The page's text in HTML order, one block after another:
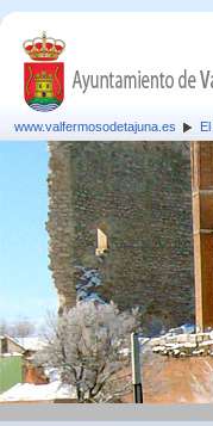
www.valfermosodetajuna.es